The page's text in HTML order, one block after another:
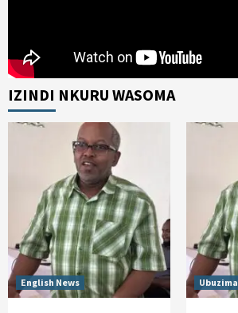
IZINDI NKURU WASOMA
English News Ubuzima